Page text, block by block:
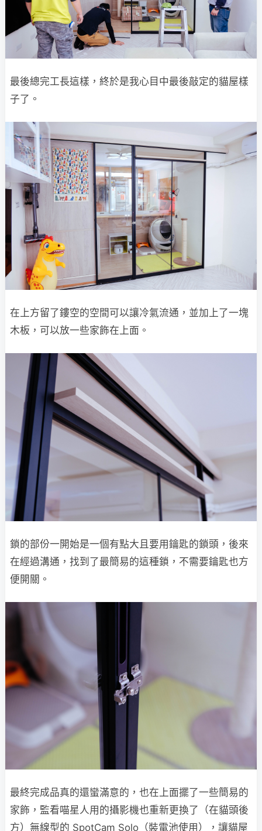
最後總完工長這樣，終於是我心目中最後敲定的貓屋樣
子了。
在上方留了鏤空的空間可以讓冷氣流通，並加上了一塊
木板，可以放一些家飾在上面。
鎖的部份一開始是一個有點大且要用鑰匙的鎖頭，後來
在經過溝通，找到了最簡易的這種鎖，不需要鑰匙也方
便開關。
最終完成品真的還蠻滿意的，也在上面擺了一些簡易的
家飾，監看喵星人用的攝影機也重新更換了（在貓頭後
方）無線型的 SpotCam Solo（裝電池使用），讓貓屋